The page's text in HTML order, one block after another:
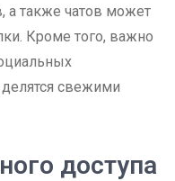
а также чатов может
Кроме того, важно
свежими
доступа